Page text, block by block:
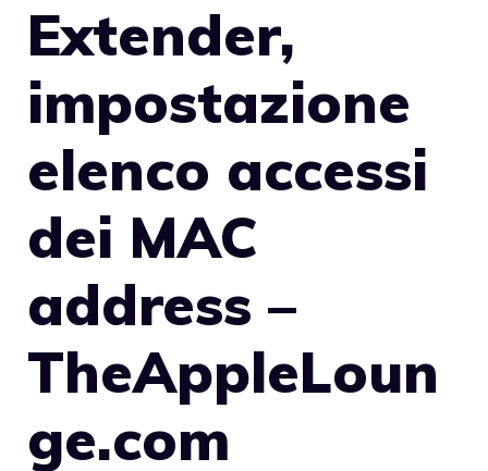
Extender,
impostazione
elenco accessi
dei MAC
address –
TheAppleLoun
ge.com